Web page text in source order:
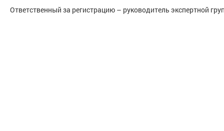
Ответственный за регистрацию – руководитель экспертной